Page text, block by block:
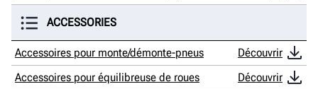
ACCESSORIES
Accessoires pour monte/démonte-pneus
Découvrir
Accessoires pour équilibreuse de roues
Découvrir